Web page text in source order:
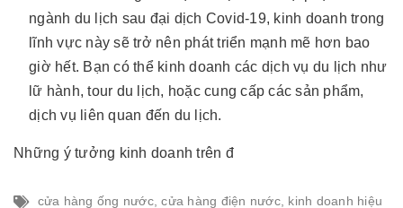
ngành du lịch sau đại dịch Covid-19, kinh doanh trong
lĩnh vực này sẽ trở nên phát triển mạnh mẽ hơn bao
giờ hết. Bạn có thể kinh doanh các dịch vụ du lịch như
lữ hành, tour du lịch, hoặc cung cấp các sản phẩm,
dịch vụ liên quan đến du lịch.
Những ý tưởng kinh doanh trên đ
cửa hàng ống nước,cửa hàng điện nước, kinh doanh hiệu